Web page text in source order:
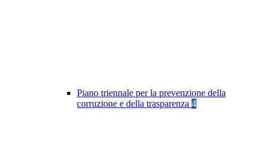
Piano triennale per la prevenzione della
corruzione e della trasparenza 4